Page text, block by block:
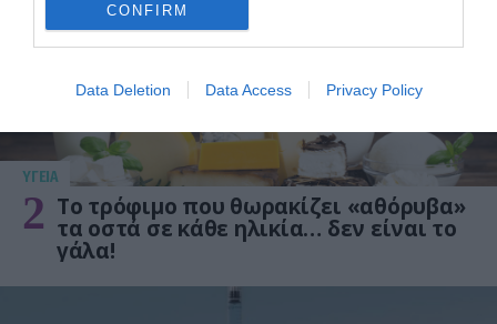
CONFIRM
Data Deletion Data Access Privacy Policy
ΥΓΕΙΑ
2 Το τρόφιμο που θωρακίζει «αθόρυβα»
τα οστά σε κάθε ηλικία… δεν είναι το
γάλα!